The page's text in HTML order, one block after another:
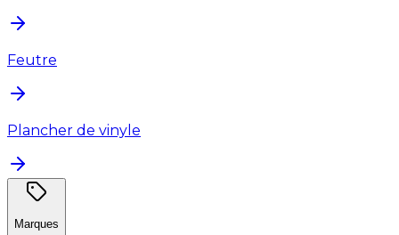
Feutre
Plancher de vinyle
Marques